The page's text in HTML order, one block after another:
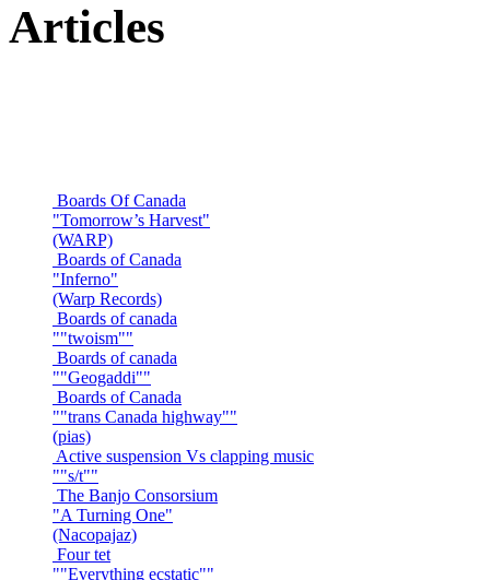
Articles
Boards Of Canada
"Tomorrow’s Harvest"
(WARP)
Boards of Canada
"Inferno"
(Warp Records)
Boards of canada
""twoism""
Boards of canada
""Geogaddi""
Boards of Canada
""trans Canada highway""
(pias)
Active suspension Vs clapping music
""s/t""
The Banjo Consorsium
"A Turning One"
(Nacopajaz)
Four tet
""Everything ecstatic""